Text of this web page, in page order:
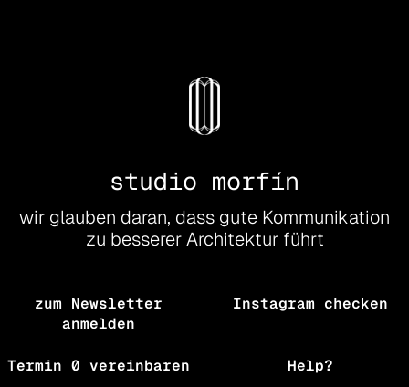
studio morfín
wir glauben daran, dass gute Kommunikation
zu besserer Architektur führt
zum Newsletter
anmelden
Termin 0 vereinbaren
Instagram checken
Help?